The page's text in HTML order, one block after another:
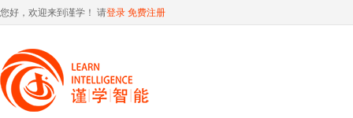
您好，欢迎来到谨学！ 请登录 免费注册